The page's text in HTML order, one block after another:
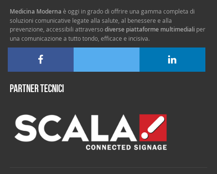
Medicina Moderna è oggi in grado di offrire una gamma completa di
soluzioni comunicative legate alla salute, al benessere e alla
prevenzione, accessibili attraversodiverse piattaforme multimediali per
una comunicazione a tutto tondo, efficace e incisiva.
Partner tecnici